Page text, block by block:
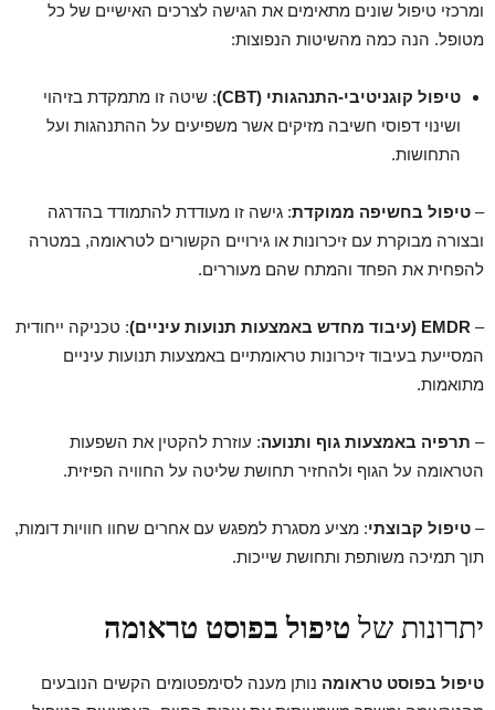
ומרכזי טיפול שונים מתאימים את הגישה לצרכים האישיים של כל
מטופל. הנה כמה מהשיטות הנפוצות:
טיפול קוגניטיבי-התנהגותי (CBT
): שיטה זו מתמקדת בזיהוי
ושינוי דפוסי חשיבה מזיקים אשר משפיעים על ההתנהגות ועל
התחושות.
– טיפול בחשיפה ממוקדת: גישה זו מעודדת להתמודד בהדרגה
ובצורה מבוקרת עם זיכרונות או גירויים הקשורים לטראומה, במטרה
להפחית את הפחד והמתח שהם מעוררים.
–
EMDR (עיבוד מחדש באמצעות תנועות עיניים): טכניקה ייחודית
המסייעת בעיבוד זיכרונות טראומתיים באמצעות תנועות עיניים
מתואמות.
– תרפיה באמצעות גוף ותנועה: עוזרת להקטין את השפעות
הטראומה על הגוף ולהחזיר תחושת שליטה על החוויה הפיזית.
– טיפול קבוצתי: מציע מסגרת למפגש עם אחרים שחוו חוויות דומות,
תוך תמיכה משותפת ותחושת שייכות.
יתרונות שלטיפול בפוסט טראומה
טיפול בפוסט טראומה נותן מענה לסימפטומים הקשים הנובעים